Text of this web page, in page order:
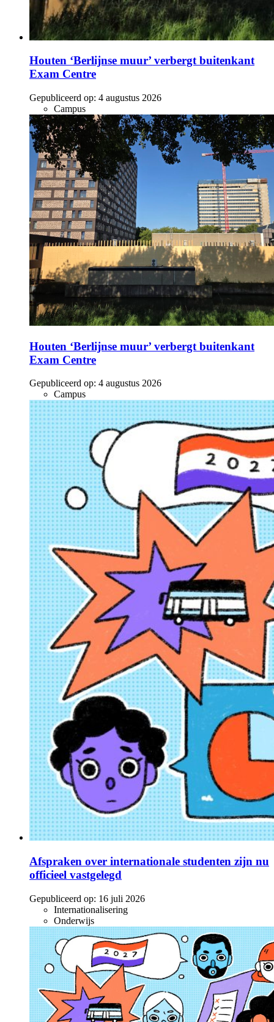
Houten ‘Berlijnse muur’ verbergt buitenkant
Exam Centre
Gepubliceerd op: 4 augustus 2026
Campus
Houten ‘Berlijnse muur’ verbergt buitenkant
Exam Centre
Gepubliceerd op: 4 augustus 2026
Campus
Afspraken over internationale studenten zijn nu
officieel vastgelegd
Gepubliceerd op: 16 juli 2026
Internationalisering
Onderwijs